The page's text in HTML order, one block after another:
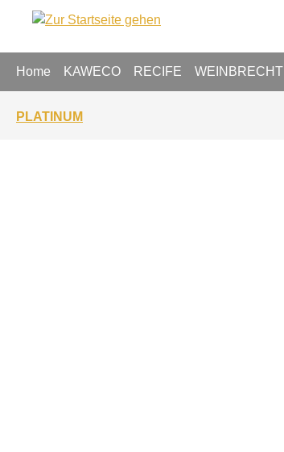
Zur Hauptnavigation springen
Home KAWECO RECIFE WEINBRECHT
PLATINUM